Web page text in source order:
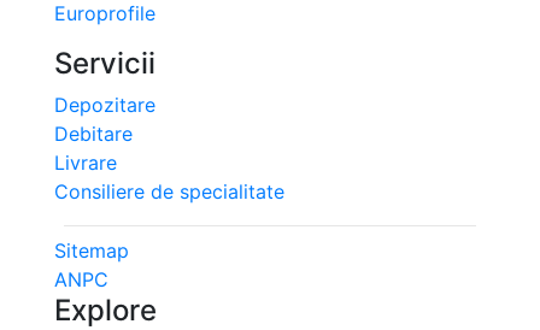
Europrofile
Servicii
Depozitare
Debitare
Livrare
Consiliere de specialitate
Sitemap
ANPC
Explore